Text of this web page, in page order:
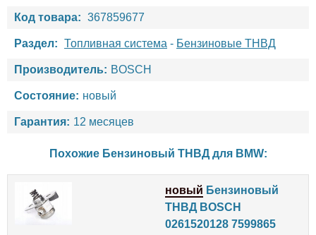
Код товара: 367859677
Раздел: Топливная система - Бензиновые ТНВД
Производитель: BOSCH
Состояние: новый
Гарантия: 12 месяцев
Похожие Бензиновый ТНВД для BMW:
новый Бензиновый
ТНВД BOSCH
0261520128 7599865